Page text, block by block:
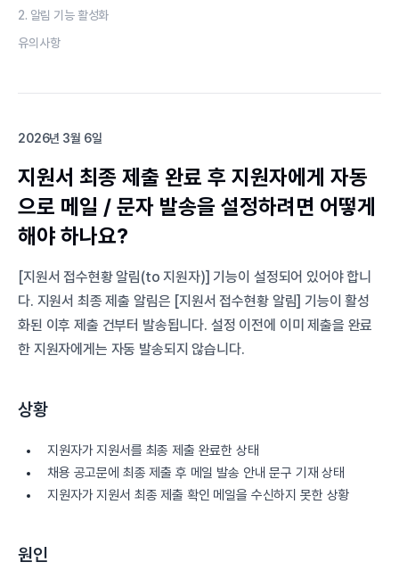
2. 알림 기능 활성화
유의사항
2026년 3월 6일
지원서 최종 제출 완료 후 지원자에게 자동
으로 메일 / 문자 발송을 설정하려면 어떻게
해야 하나요?
[지원서 접수현황 알림(to 지원자)] 기능이 설정되어 있어야 합니
다. 지원서 최종 제출 알림은 [지원서 접수현황 알림] 기능이 활성
화된 이후 제출 건부터 발송됩니다. 설정 이전에 이미 제출을 완료
한 지원자에게는 자동 발송되지 않습니다.
상황
지원자가 지원서를 최종 제출 완료한 상태
채용 공고문에 최종 제출 후 메일 발송 안내 문구 기재 상태
지원자가 지원서 최종 제출 확인 메일을 수신하지 못한 상황
원인